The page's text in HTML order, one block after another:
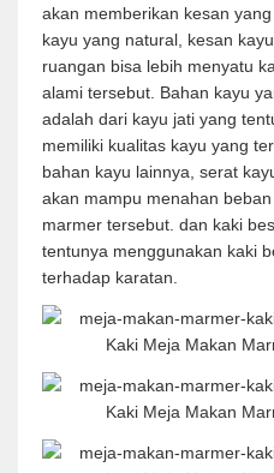
akan memberikan kesan
kayu yang natural, kesan
ruangan bisa lebih menyatu
alami tersebut. Bahan kayu
adalah dari kayu jati yang
memiliki kualitas kayu yang
bahan kayu lainnya, serat
akan mampu menahan
marmer tersebut. dan kaki
tentunya menggunakan kaki
terhadap karatan.